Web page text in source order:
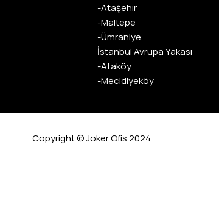
-Ataşehir
-Maltepe
-Ümraniye
İstanbul Avrupa Yakası
-Ataköy
-Mecidiyeköy
Copyright © Joker Ofis 2024